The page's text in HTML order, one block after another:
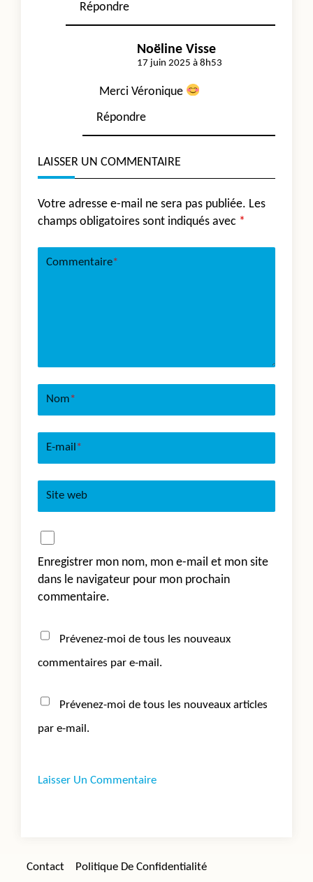
Répondre
Noëline Visse
17 juin 2025 à 8h53
Merci Véronique
Répondre
LAISSER UN COMMENTAIRE
Votre adresse e-mail ne sera pas publiée. Les
champs obligatoires sont indiqués avec *
Commentaire*
Nom*
E-mail *
Site web
Enregistrer mon nom, mon e-mail et mon site
dans le navigateur pour mon prochain
commentaire.
Prévenez-moi de tous les nouveaux
commentaires par e-mail.
Prévenez-moi de tous les nouveaux articles
par e-mail.
Contact Politique De Confidentialité